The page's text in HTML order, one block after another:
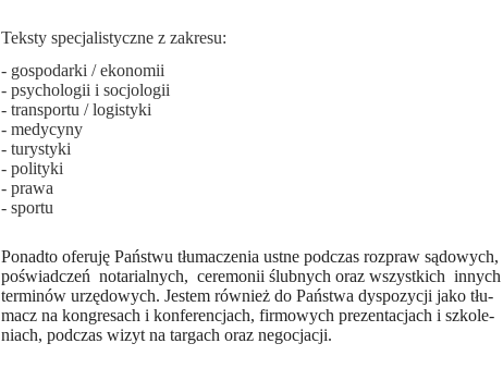
Teksty specjalistyczne z zakresu:
- gospodarki / ekonomii
- psychologii i socjologii
- transportu / logistyki
- medycyny
- turystyki
- polityki
- prawa
- sportu
Ponadto oferuję Państwu tłumaczenia ustne podczas rozpraw sądowych,
poświadczeń notarialnych, ceremonii ślubnych oraz wszystkich innych
terminów urzędowych. Jestem również do Państwa dyspozycji jako tłu-
macz na kongresach i konferencjach, firmowych prezentacjach i szkole-
niach, podczas wizyt na targach oraz negocjacji.